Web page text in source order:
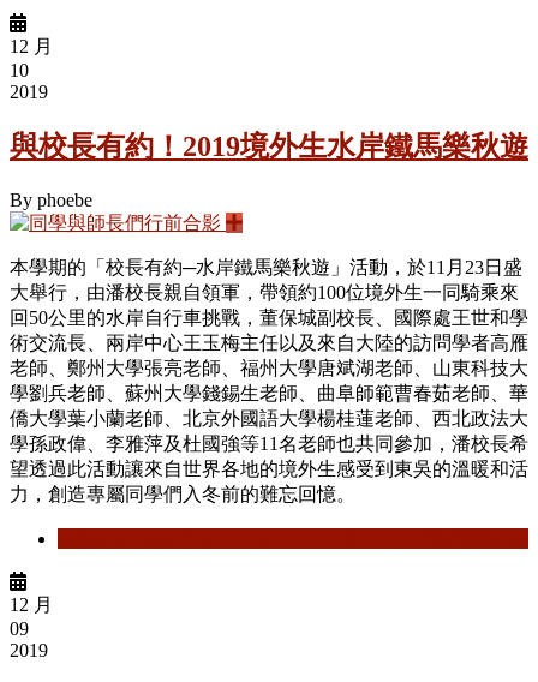
12 月
10
2019
與校長有約！2019境外生水岸鐵馬樂秋遊
By phoebe
本學期的「校長有約─水岸鐵馬樂秋遊」活動，於11月23日盛
大舉行，由潘校長親自領軍，帶領約100位境外生一同騎乘來
回50公里的水岸自行車挑戰，董保城副校長、國際處王世和學
術交流長、兩岸中心王玉梅主任以及來自大陸的訪問學者高雁
老師、鄭州大學張亮老師、福州大學唐斌湖老師、山東科技大
學劉兵老師、蘇州大學錢錫生老師、曲阜師範曹春茹老師、華
僑大學葉小蘭老師、北京外國語大學楊桂蓮老師、西北政法大
學孫政偉、李雅萍及杜國強等11名老師也共同參加，潘校長希
望透過此活動讓來自世界各地的境外生感受到東吳的溫暖和活
力，創造專屬同學們入冬前的難忘回憶。
12 月
09
2019